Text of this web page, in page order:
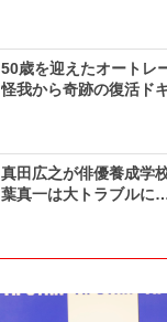
50歳を迎えたオート
怪我から奇跡の復活ド
真田広之が俳優養成学
葉真一は大トラブルに